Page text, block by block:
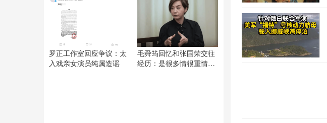
罗正工作室回应争议：太
入戏亲女演员纯属造谣
毛舜筠回忆和张国荣交往
经历：是很多情很重情的